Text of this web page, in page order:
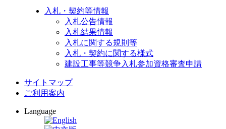
入札・契約等情報
入札公告情報
入札結果情報
入札に関する規則等
入札・契約に関する様式
建設工事等競争入札参加資格審査申請
サイトマップ
ご利用案内
Language